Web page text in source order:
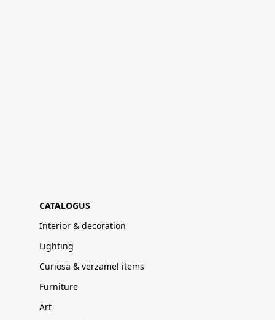
CATALOGUS
Interior & decoration
Lighting
Curiosa & verzamel items
Furniture
Art